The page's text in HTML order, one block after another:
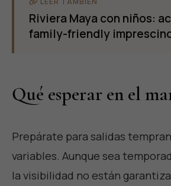
Riviera Maya con niños:
family-friendly
Qué esperar en el
Prepárate para salidas
variables. Aunque sea
la visibilidad no están